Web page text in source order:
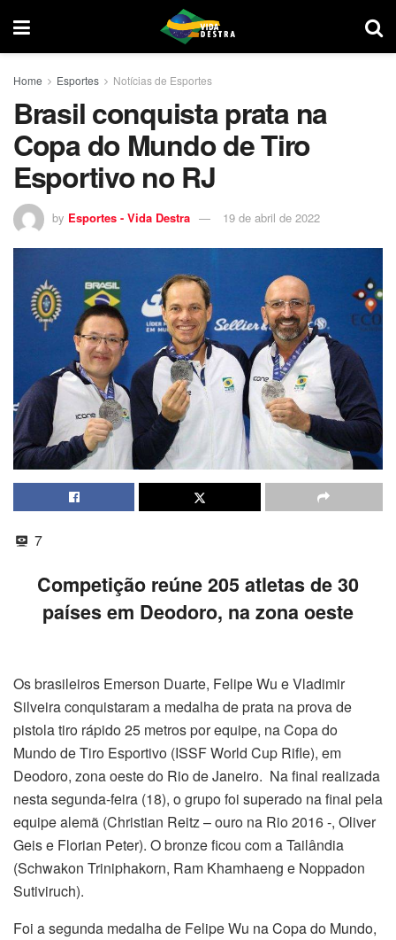
Home Esportes Notícias de Esportes
Brasil conquista prata na
Copa do Mundo de Tiro
Esportivo no RJ
by Esportes - Vida Destra 19 de abril de 2022
7
Competição reúne 205 atletas de 30
países em Deodoro, na zona oeste
Os brasileiros Emerson Duarte, Felipe Wu e Vladimir
Silveira conquistaram a medalha de prata na prova de
pistola tiro rápido 25 metros por equipe, na Copa do
Mundo de Tiro Esportivo (ISSF World Cup Rifle), em
Deodoro, zona oeste do Rio de Janeiro. Na final realizada
nesta segunda-feira (18), o grupo foi superado na final pela
equipe alemã (Christian Reitz – ouro na Rio 2016 -, Oliver
Geis e Florian Peter). O bronze ficou com a Tailândia
(Schwakon Triniphakorn, Ram Khamhaeng e Noppadon
Sutiviruch).
Foi a segunda medalha de Felipe Wu na Copa do Mundo,